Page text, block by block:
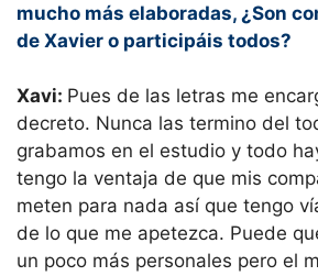
mucho más elaboradas, ¿Son
de Xavier o participáis todos?
Xavi: Pues de las letras me
decreto. Nunca las termino del
grabamos en el estudio y todo
tengo la ventaja de que mis
meten para nada así que tengo
de lo que me apetezca. Puede
un poco más personales pero el